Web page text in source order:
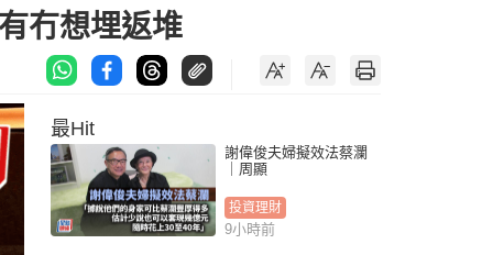
冇想埋返堆
最Hit
謝偉俊夫婦擬效法蔡瀾
｜周顯
投資理財
9小時前